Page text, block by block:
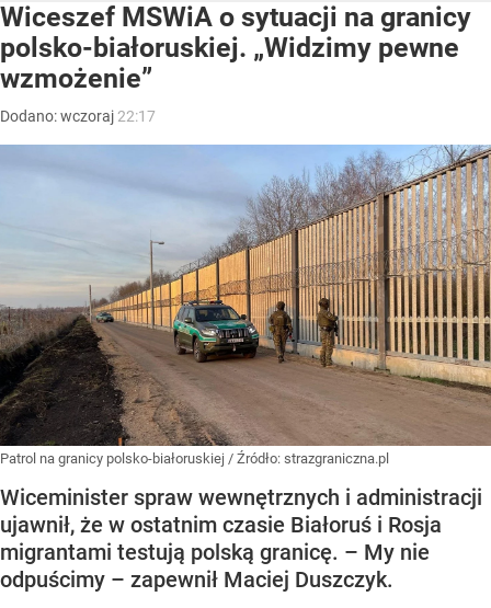
Wiceszef MSWiA o sytuacji na granicy
polsko-białoruskiej. „Widzimy pewne
wzmożenie”
Dodano:wczoraj 22:17
Patrol na granicy polsko-białoruskiej / Źródło: strazgraniczna.pl
Wiceminister spraw wewnętrznych i administracji
ujawnił, że w ostatnim czasie Białoruś i Rosja
migrantami testują polską granicę. – My nie
odpuścimy – zapewnił Maciej Duszczyk.